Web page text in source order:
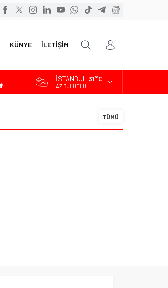
KÜNYE İLETİŞİM
İSTANBUL 31°C
AZ BULUTLU
TÜMÜ